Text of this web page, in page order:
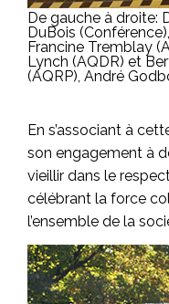
De gauche à droite:
DuBois
Francine Tremblay
Lynch (AQDR) et
(AQRP), André
En s’associant à
son engagement à
vieillir dans le
célébrant la force
l’ensemble de la